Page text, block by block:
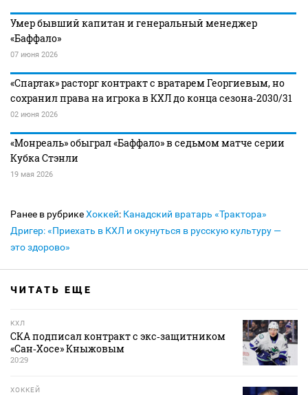
Умер бывший капитан и генеральный менеджер
«Баффало»
07 июня 2026
«Спартак» расторг контракт с вратарем Георгиевым, но
сохранил права на игрока в КХЛ до конца сезона‑2030/31
02 июня 2026
«Монреаль» обыграл «Баффало» в седьмом матче серии
Кубка Стэнли
19 мая 2026
Ранее в рубрикеХоккей: Канадский вратарь «Трактора»
Дригер: «Приехать в КХЛ и окунуться в русскую культуру —
это здорово»
ЧИТАТЬ ЕЩЕ
КХЛ
СКА подписал контракт с экс‑защитником
«Сан‑Хосе» Кныжовым
20:29
ХОККЕЙ